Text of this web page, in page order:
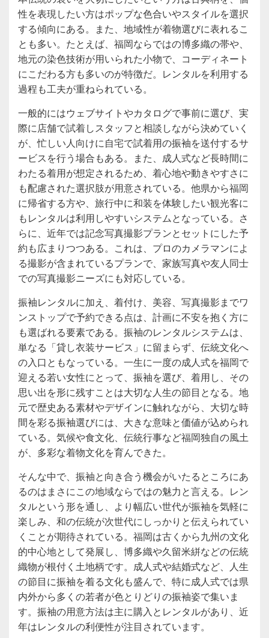
性を表現したい方はポップな色合いやスタイルを選択
する傾向にある。また、地域性が着物選びに表れるこ
とも多い。たとえば、福岡ならではの博多織の帯や、
地元の染色技術が用いられた小物で、コーディネート
にこだわる方も多いのが特徴だ。レンタルを利用する
過程も工夫が重ねられている。
一般的にはウェブサイトやカタログで事前に選び、実
際に店舗で試着しスタッフと相談しながら決めていく
が、忙しい人向けに自宅で試着用の振袖を送付するサ
ービスを行う場合もある。また、成人式など長時間に
わたる着用が想定されるため、着心地や動きやすさに
も配慮された選択肢が用意されている。他県から福岡
に帰省する方や、旅行中に和装を体験したい観光客に
もレンタルは利用しやすいシステムとなっている。さ
らに、近年では記念写真撮影プランとセットにした予
約も広まりつつある。これは、プロのカメラマンによ
る撮影が含まれているプランで、家族写真や友人同士
での写真撮影ニーズにも対応している。
振袖レンタルに加え、着付け、美容、写真撮影までワ
ンストップで予約できる点は、計画に不安を抱く方に
も選ばれる要素である。振袖のレンタルシステムは、
単なる「貸し衣装サービス」に留まらず、伝統文化へ
の入口ともなっている。一生に一度の成人式を福岡で
迎える若い女性にとって、振袖を選び、着用し、その
思い出を形に残すことは大切な人生の節目となる。地
元で歴史ある素材やデザインに触れながら、大切な時
間を彩る振袖選びには、大きな意味と価値が込められ
ている。気候や食文化、伝統行事など福岡独自の風土
が、多彩な着物文化を育んできた。
そんな中で、振袖と向き合う機会がいたるところにあ
るのはまさにこの地域ならではの魅力と言える。レン
タルという形を通し、より幅広い世代が振袖を気軽に
楽しみ、和の伝統が次世代にしっかりと伝えられてい
くことが期待されている。福岡は古くから九州の文化
的中心地として発展し、博多織や久留米絣などの伝統
織物が根付く土地柄です。成人式や結婚式など、人生
の節目に振袖を着る文化も盛んで、特に成人式では県
内外から多くの若者が色とりどりの振袖姿で集いま
す。振袖の用意方法は主に購入とレンタルがあり、近
年はレンタルの利便性が注目されています。